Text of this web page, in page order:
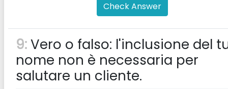
Check Answer
9:Vero o falso: l'inclusione del
nome non è necessaria per
salutare un cliente.